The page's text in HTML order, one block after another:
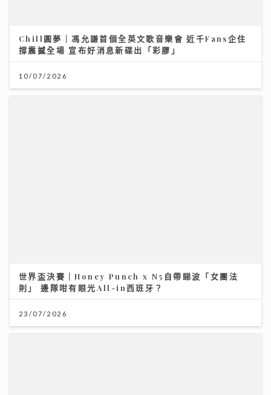
Chill圓夢｜馮允謙首個全英文歌音樂會 近千Fans企住
撐震撼全場 宣布好消息新碟出「彩膠」
10/07/2026
世界盃決賽｜Honey Punch x N5自帶睇波「女團法
則」 邊隊咁有眼光All-in西班牙？
23/07/2026